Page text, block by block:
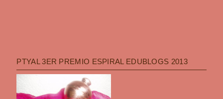
PTYAL 3ER PREMIO ESPIRAL EDUBLOGS 2013